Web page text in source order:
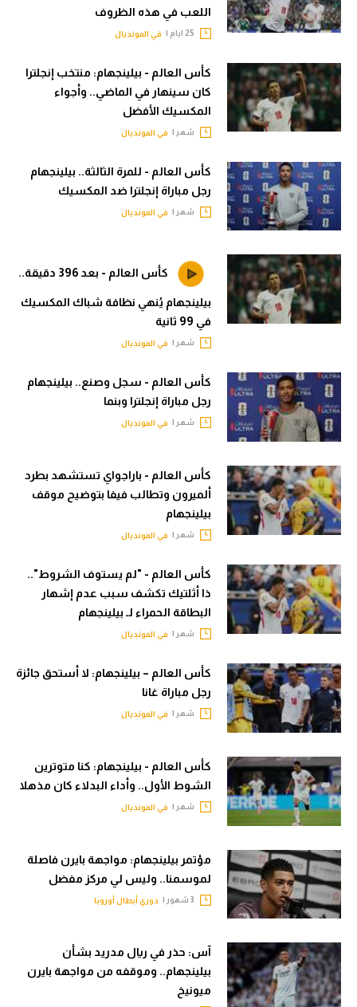
رياضة نسائية
أمريكا
ركن الألعاب
أقسام خاصة
Gamers
ميركاتو
تقرير في الجول
تحليل في الجول
كويز في الجول
فيديو في الجول
اللعب في هذه الظروف
في المونديال
كأس العالم - بيلينجهام: منتخب إنجلترا
كان سينهار في الماضي.. وأجواء
المكسيك الأفضل
شهر | في المونديال
كأس العالم - للمرة الثالثة.. بيلينجهام
رجل مباراة إنجلترا ضد المكسيك
شهر | في المونديال
كأس العالم - بعد 396 دقيقة..
بيلينجهام يُنهي نظافة شباك المكسيك
في 99 ثانية
شهر | في المونديال
كأس العالم - سجل وصنع.. بيلينجهام
رجل مباراة إنجلترا وبنما
شهر | في المونديال
كأس العالم - باراجواي تستشهد بطرد
ألميرون وتطالب فيفا بتوضيح موقف
بيلينجهام
شهر | في المونديال
كأس العالم - "لم يستوف الشروط"..
ذا أثلتيك تكشف سبب عدم إشهار
البطاقة الحمراء لـ بيلينجهام
شهر | في المونديال
كأس العالم – بيلينجهام: لا أستحق جائزة
رجل مباراة غانا
شهر | في المونديال
كأس العالم - بيلينجهام: كنا متوترين
الشوط الأول.. وأداء البدلاء كان مذهلا
شهر | في المونديال
مؤتمر بيلينجهام: مواجهة بايرن فاصلة
لموسمنا.. وليس لي مركز مفضل
دوري أبطال أوروبا
آس: حذر في ريال مدريد بشأن
بيلينجهام.. وموقفه من مواجهة بايرن
ميونيخ